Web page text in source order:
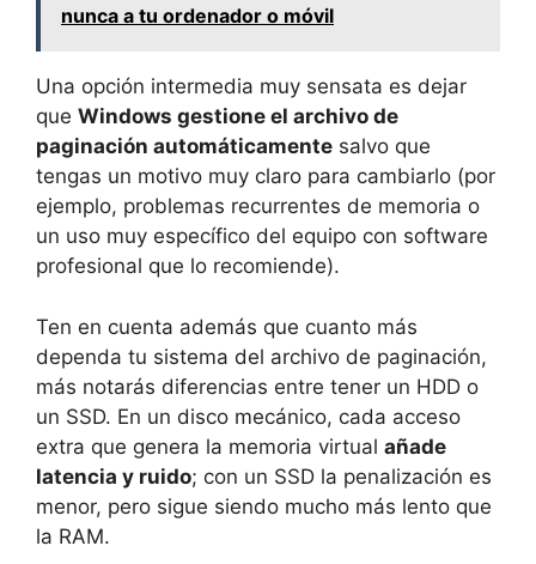
nunca a tu ordenador o móvil
Una opción intermedia muy sensata es dejar
que Windows gestione el archivo de
paginación automáticamente salvo que
tengas un motivo muy claro para cambiarlo (por
ejemplo, problemas recurrentes de memoria o
un uso muy específico del equipo con software
profesional que lo recomiende).
Ten en cuenta además que cuanto más
dependa tu sistema del archivo de paginación,
más notarás diferencias entre tener un HDD o
un SSD. En un disco mecánico, cada acceso
extra que genera la memoria virtual añade
latencia y ruido; con un SSD la penalización es
menor, pero sigue siendo mucho más lento que
la RAM.